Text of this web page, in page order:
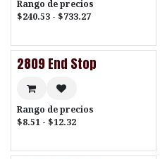
Rango de precios
$240.53 - $733.27
2809 End Stop
Rango de precios
$8.51 - $12.32